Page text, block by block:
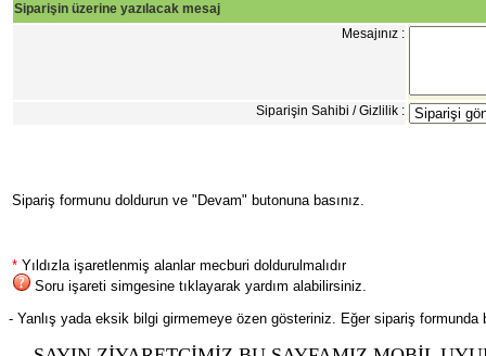
Siparişin üzerine yazılacak mesaj
Mesajınız :
Siparişin Sahibi / Gizlilik :
Sipariş formunu doldurun ve "Devam" butonuna basınız.
* Yıldızla işaretlenmiş alanlar mecburi doldurulmalıdır
Soru işareti simgesine tıklayarak yardım alabilirsiniz.
- Yanlış yada eksik bilgi girmemeye özen gösteriniz. Eğer sipariş